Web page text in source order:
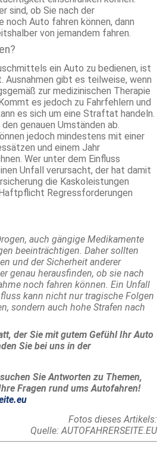
sind, ob Sie nach der
noch Auto fahren können, dann
von jemandem fahren.
ein Auto zu bedienen, ist
Ausnahmen gibt es teilweise, wenn
zur medizinischen Therapie
es jedoch zu Fahrfehlern und
es sich um eine Straftat handeln.
genauen Umständen ab.
jedoch mindestens mit einer
und einem Jahr
Wer unter dem Einfluss
Unfall verursacht, der hat damit
die Kaskoleistungen
Regressforderungen
auch gängige Medikamente
beeinträchtigen. Daher sollten
und der Sicherheit anderer
genau herausfinden, ob sie nach
noch fahren können. Ein Unfall
kann nicht nur tragische Folgen
sondern auch hohe Strafen nach
der Sie mit gutem Gefühl Ihr Auto
Sie bei uns in der
Sie Antworten zu Themen,
Fragen rund ums Autofahren!
Fotos dieses Artikels:
Quelle: AUTOFAHRERSEITE.EU